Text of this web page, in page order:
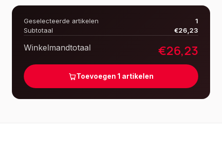
Geselecteerde artikelen
1
Subtotaal
€26,23
Winkelmandtotaal €26,23
Toevoegen 1 artikelen